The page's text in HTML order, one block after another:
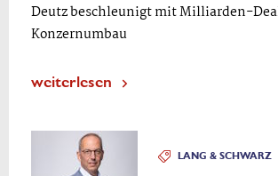
Deutz beschleunigt mit Milliarden-
Konzernumbau
weiterlesen
LANG & SCHWARZ